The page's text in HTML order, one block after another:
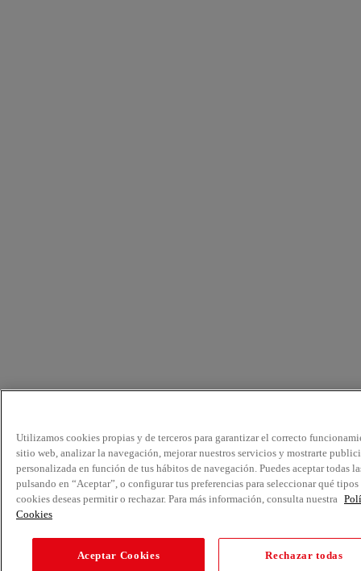
Utilizamos cookies propias y de terceros para garantizar el correcto
sitio web, analizar la navegación, mejorar nuestros servicios y mostrarte
personalizada en función de tus hábitos de navegación. Puedes aceptar todas
pulsando en “Aceptar”, o configurar tus preferencias para seleccionar qué tipos
cookies deseas permitir o rechazar. Para más información, consulta nuestra
Cookies
Aceptar Cookies Rechazar todas